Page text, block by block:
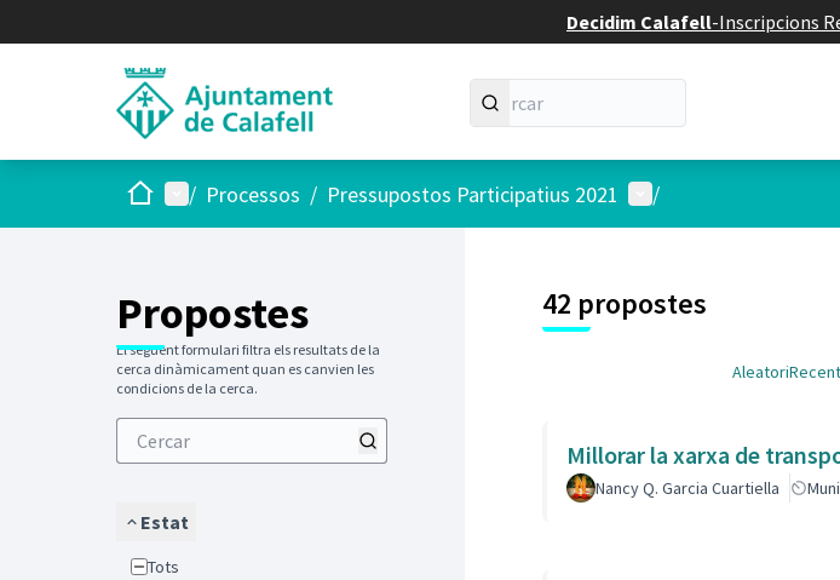
Decidim Calafell-Inscripcions
Inici Menú principal
/ Processos / Pressupostos Participatius 2021 Menú d'usuari
/
Propostes
El següent formulari filtra els resultats de la
cerca dinàmicament quan es canvien les
condicions de la cerca.
Estat
Tots
42 propostes
AleatoriRecent
Millorar la xarxa de
Nancy Q. Garcia Cuartiella